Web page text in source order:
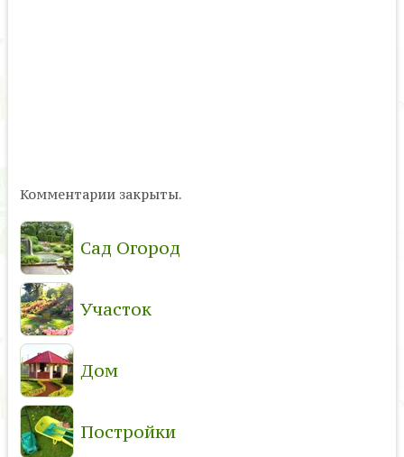
Комментарии закрыты.
Сад Огород
Участок
Дом
Постройки